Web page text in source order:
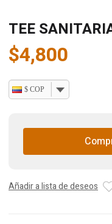
TEE
$4,800
$ COP
Añadir a lista de deseos